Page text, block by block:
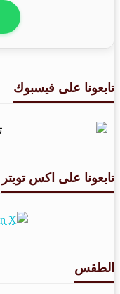
تابعونا على فيسبوك
تابعونا على اكس تويتر
الطقس